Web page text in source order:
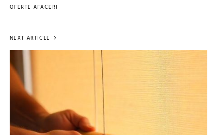
OFERTE AFACERI
NEXT ARTICLE